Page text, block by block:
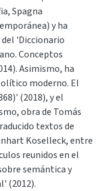
Spagna
y ha
'Diccionario
Conceptos
Asimismo, ha
moderno. El
(2018), y el
obra de Tomás
textos de
Koselleck, entre
reunidos en el
semántica y
(2012).